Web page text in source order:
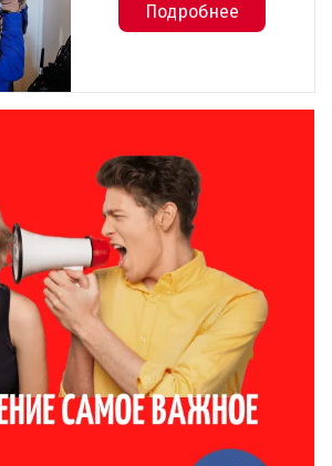
Подробнее